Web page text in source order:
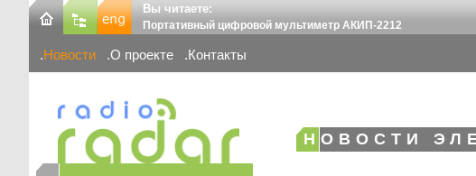
Вы читаете:
Портативный цифровой мультиметр АКИП-2212
Новости О проекте Контакты
НОВОСТИ